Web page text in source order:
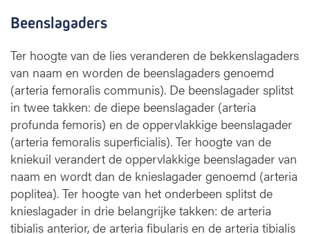
Beenslagaders
Ter hoogte van de lies veranderen de bekkenslagaders
van naam en worden de beenslagaders genoemd
(arteria femoralis communis). De beenslagader splitst
in twee takken: de diepe beenslagader (arteria
profunda femoris) en de oppervlakkige beenslagader
(arteria femoralis superficialis). Ter hoogte van de
kniekuil verandert de oppervlakkige beenslagader van
naam en wordt dan de knieslagader genoemd (arteria
poplitea). Ter hoogte van het onderbeen splitst de
knieslagader in drie belangrijke takken: de arteria
tibialis anterior, de arteria fibularis en de arteria tibialis